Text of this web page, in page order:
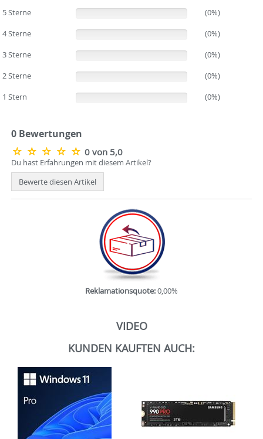
5 Sterne
(0%)
4 Sterne
(0%)
3 Sterne
(0%)
2 Sterne
(0%)
1 Stern
(0%)
0 Bewertungen
0 von 5,0
Du hast Erfahrungen mit diesem Artikel?
Bewerte diesen Artikel
Reklamationsquote:0,00%
VIDEO
KUNDEN KAUFTEN AUCH: